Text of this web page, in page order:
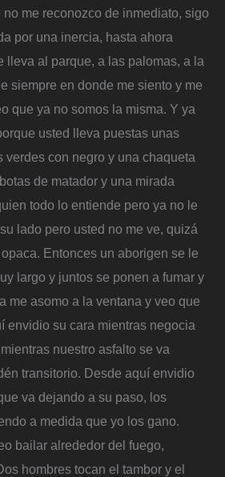
me reconozco de inmediato, sigo
por una inercia, hasta ahora
lleva al parque, a las palomas, a la
siempre en donde me siento y me
que ya no somos la misma. Y ya
usted lleva puestas unas
verdes con negro y una chaqueta
de matador y una mirada
todo lo entiende pero ya no le
lado pero usted no me ve, quizá
Entonces un aborigen se le
largo y juntos se ponen a fumar y
me asomo a la ventana y veo que
envidio su cara mientras negocia
nuestro asfalto se va
transitorio. Desde aquí envidio
va dejando a su paso, los
a medida que yo los gano.
bailar alrededor del fuego,
hombres tocan el tambor y el